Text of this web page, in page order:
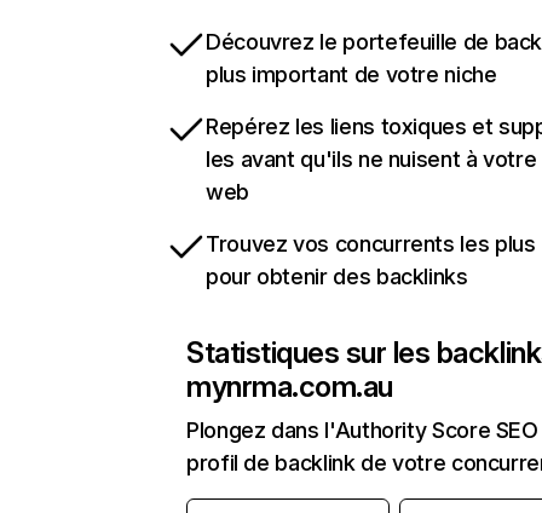
Découvrez le portefeuille de
plus important de votre niche
Repérez les liens toxiques et
les avant qu'ils ne nuisent à
web
Trouvez vos concurrents les
pour obtenir des backlinks
Statistiques sur les
mynrma.com.au
Plongez dans l'Authority Score
profil de backlink de votre